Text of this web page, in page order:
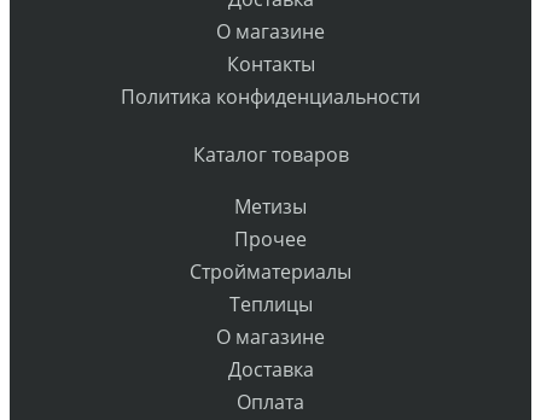
О магазине
Контакты
Политика конфиденциальности
Каталог товаров
Метизы
Прочее
Стройматериалы
Теплицы
О магазине
Доставка
Оплата